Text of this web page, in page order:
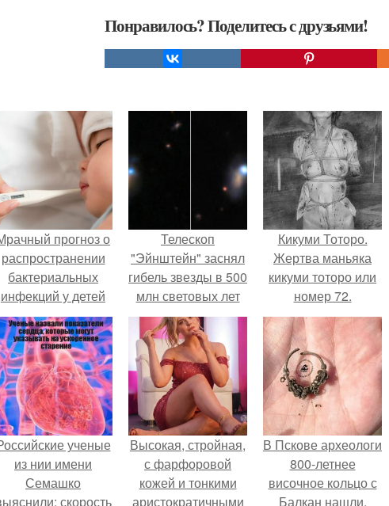
Понравилось? Поделитесь с друзьями!
прогноз о
распространении
бактериальных
инфекций у детей
вышел.
Телескоп
"Эйнштейн" заснял
гибель звезды в 500
млн световых лет
от земли.
Кикуми Тоторо.
Жертва маньяка
кикуми тоторо или
номер 72.
ученые
из нии имени
Семашко
скорость
Высокая, стройная,
с фарфоровой
кожей и тонкими
аристократичными
В Пскове археологи
800-летнее
височное кольцо с
Балкан нашли.